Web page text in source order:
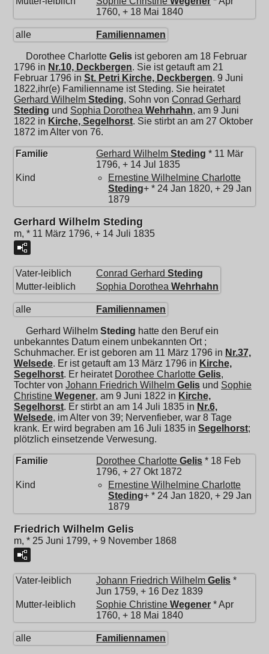
1760, + 18 Mai 1840
alle Familiennamen
Dorothee Charlotte Gelis ist geboren am 18 Februar
1796 in Nr.10, Deckbergen. Sie ist getauft am 21
Februar 1796 in St. Petri Kirche, Deckbergen. 9 Juni
1822,ihr(e) Familienname ist Steding. Sie heiratet
Gerhard Wilhelm Steding, Sohn von Conrad Gerhard
Steding und Sophia Dorothea Wehrhahn, am 9 Juni
1822 in Kirche, Segelhorst. Sie stirbt an am 27 Oktober
1872 im Alter von 76.
Familie Gerhard Wilhelm Steding * 11 Mär
1796, + 14 Jul 1835
Kind
Ernestine Wilhelmine Charlotte
Steding+ * 24 Jan 1820, + 29 Jan
1879
Gerhard Wilhelm Steding
m, * 11 März 1796, + 14 Juli 1835
Vater-leiblich Conrad Gerhard Steding
Mutter-leiblich
Sophia Dorothea Wehrhahn
alle Familiennamen
Gerhard Wilhelm Steding hatte den Beruf ein
unbekanntes Datum einem unbekannten Ort ;
Schuhmacher. Er ist geboren am 11 März 1796 in Nr.37,
Welsede. Er ist getauft am 13 März 1796 in Kirche,
Segelhorst. Er heiratet Dorothee Charlotte Gelis,
Tochter von Johann Friedrich Wilhelm Gelis und Sophie
Christine Wegener, am 9 Juni 1822 in Kirche,
Segelhorst. Er stirbt an am 14 Juli 1835 in Nr.6,
Welsede, im Alter von 39; Nervenfieber, war 8 Tage
krank. Er wird begraben am 16 Juli 1835 in Segelhorst;
plötzlich einsetzende Verwesung.
Familie Dorothee Charlotte Gelis * 18 Feb
1796, + 27 Okt 1872
Kind
Ernestine Wilhelmine Charlotte
Steding+ * 24 Jan 1820, + 29 Jan
1879
Friedrich Wilhelm Gelis
m, * 25 Juni 1799, + 9 November 1868
Vater-leiblich Johann Friedrich Wilhelm Gelis *
Jun 1759, + 16 Dez 1839
Mutter-leiblich
Sophie Christine Wegener * Apr
1760, + 18 Mai 1840
alle Familiennamen